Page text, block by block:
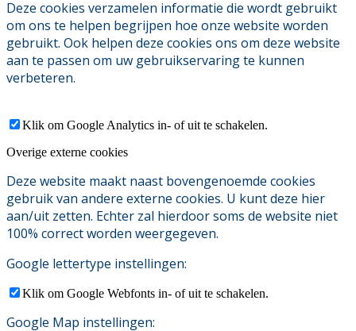
Deze cookies verzamelen informatie die wordt gebruikt
om ons te helpen begrijpen hoe onze website worden
gebruikt. Ook helpen deze cookies ons om deze website
aan te passen om uw gebruikservaring te kunnen
verbeteren.
Klik om Google Analytics in- of uit te schakelen.
Overige externe cookies
Deze website maakt naast bovengenoemde cookies
gebruik van andere externe cookies. U kunt deze hier
aan/uit zetten. Echter zal hierdoor soms de website niet
100% correct worden weergegeven.
Google lettertype instellingen:
Klik om Google Webfonts in- of uit te schakelen.
Google Map instellingen: